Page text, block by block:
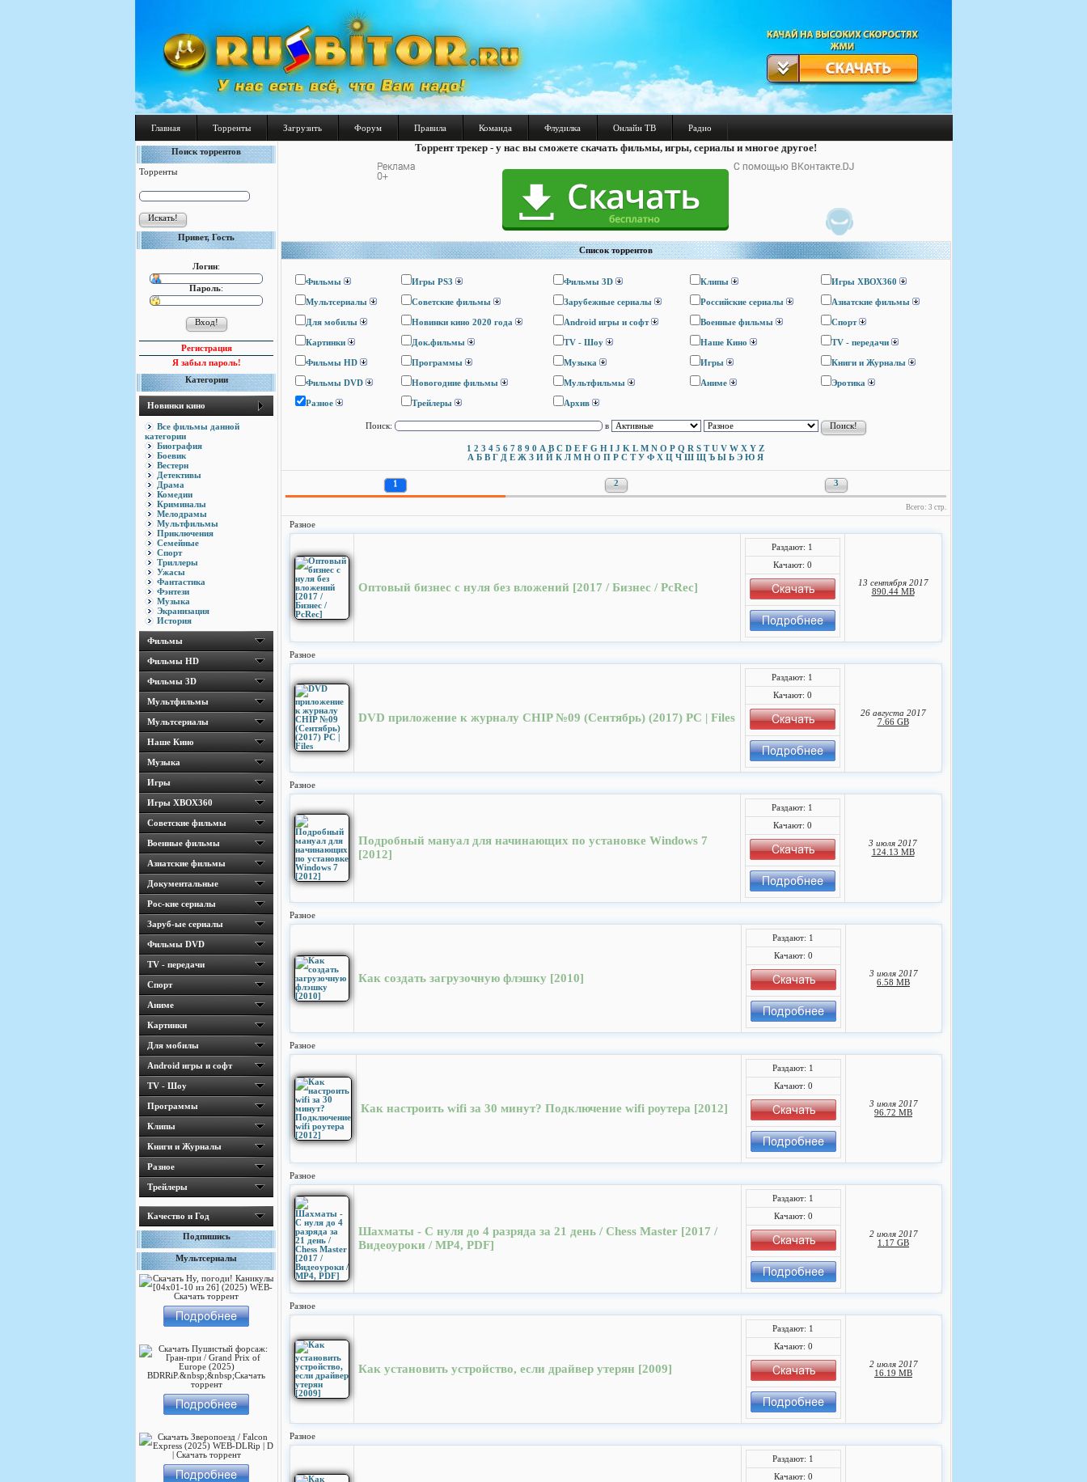
Главная Торренты Загрузить Форум Правила Команда Флудилка Онлайн ТВ Радио
Поиск торрентов
Торренты
Привет, Гость
Логин:
Пароль:
Регистрация
Я забыл пароль!
Категории
Новинки кино
Все фильмы данной
категории
Биография
Боевик
Вестерн
Детективы
Драма
Комедии
Криминалы
Мелодрамы
Мультфильмы
Приключения
Семейные
Спорт
Триллеры
Ужасы
Фантастика
Фэнтези
Музыка
Экранизация
История
Фильмы
Фильмы HD
Фильмы 3D
Мультфильмы
Мультсериалы
Наше Кино
Музыка
Игры
Игры ХВОХ360
Cоветские фильмы
Военные фильмы
Азиатские фильмы
Документальные
Рос-кие сериалы
Заруб-ые сериалы
Фильмы DVD
TV - передачи
Спорт
Аниме
Картинки
Для мобилы
Android игры и софт
TV - Шоу
Программы
Клипы
Книги и Журналы
Разное
Трейлеры
Качество и Год
Подпишись
Мультсериалы
Торрент трекер - у нас вы сможете скачать фильмы, игры, сериалы и многое другое!
Список торрентов
Фильмы Игры PS3 Фильмы 3D Клипы Игры ХВОХ360
Мультсериалы Cоветские фильмы Зарубежные сериалы Российские сериалы Азиатские фильмы
Для мобилы Новинки кино 2020 года Android игры и софт Военные фильмы Спорт
Картинки Док.фильмы TV - Шоу Наше Кино TV - передачи
Фильмы HD Программы Музыка Игры Книги и Журналы
Фильмы DVD Новогодние фильмы Мультфильмы Аниме Эротика
Разное Трейлеры Архив
Поиск: в
1 2 3 4 5 6 7 8 9 0 A B C D E F G H I J K L M N O P Q R S T U V W X Y Z
А Б В Г Д Е Ж З И Й К Л М Н О П Р С Т У Ф Х Ц Ч Ш Щ Ъ Ы Ь Э Ю Я
1 2 3
Всего: 3 стр.
Разное
Оптовый бизнес с нуля без вложений [2017 / Бизнес / PcRec]
Раздают: 1
Качают: 0
13 сентября 2017
890.44 MB
Разное
DVD приложение к журналу CHIP №09 (Сентябрь) (2017) PC | Files
Раздают: 1
Качают: 0
26 августа 2017
7.66 GB
Разное
Подробный мануал для начинающих по установке Windows 7
[2012]
Раздают: 1
Качают: 0
3 июля 2017
124.13 MB
Разное
Как создать загрузочную флэшку [2010]
Раздают: 1
Качают: 0
3 июля 2017
6.58 MB
Разное
Как настроить wifi за 30 минут? Подключение wifi роутера [2012]
Раздают: 1
Качают: 0
3 июля 2017
96.72 MB
Разное
Шахматы - С нуля до 4 разряда за 21 день / Chess Master [2017 /
Видеоуроки / MP4, PDF]
Раздают: 1
Качают: 0
2 июля 2017
1.17 GB
Разное
Как установить устройство, если драйвер утерян [2009]
Раздают: 1
Качают: 0
2 июля 2017
16.19 MB
Разное
Раздают: 1
Качают: 0